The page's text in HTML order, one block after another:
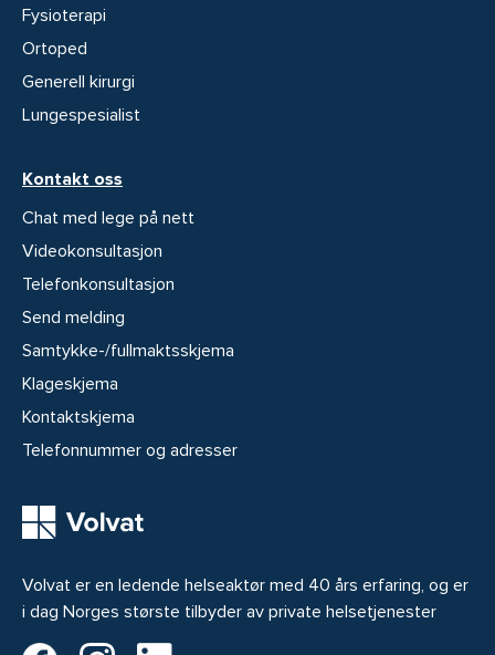
Volvat er en ledende helseaktør med 40 års erfaring, og er
i dag Norges største tilbyder av private helsetjenester
Fysioterapi
Ortoped
Generell kirurgi
Lungespesialist
Kontakt oss
Chat med lege på nett
Videokonsultasjon
Telefonkonsultasjon
Send melding
Samtykke-/fullmaktsskjema
Klageskjema
Kontaktskjema
Telefonnummer og adresser